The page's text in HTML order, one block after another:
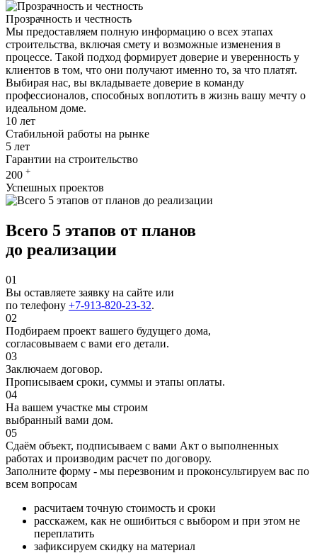
Прозрачность и честность
Мы предоставляем полную информацию о всех этапах
строительства, включая смету и возможные изменения в
процессе. Такой подход формирует доверие и уверенность у
клиентов в том, что они получают именно то, за что платят.
Выбирая нас, вы вкладываете доверие в команду
профессионалов, способных воплотить в жизнь вашу мечту о
идеальном доме.
10 лет
Стабильной работы на рынке
5 лет
Гарантии на строительство
200 +
Успешных проектов
Всего 5 этапов от планов
до реализации
01
Вы оставляете заявку на сайте или
по телефону +7-913-820-23-32.
02
Подбираем проект вашего будущего дома,
согласовываем с вами его детали.
03
Заключаем договор.
Прописываем сроки, суммы и этапы оплаты.
04
На вашем участке мы строим
выбранный вами дом.
05
Сдаём объект, подписываем с вами Акт о выполненных
работах и производим расчет по договору.
Заполните форму - мы перезвоним и проконсультируем вас по
всем вопросам
раcчитаем точную стоимость и сроки
расскажем, как не ошибиться с выбором и при этом не
переплатить
зафиксируем скидку на материал